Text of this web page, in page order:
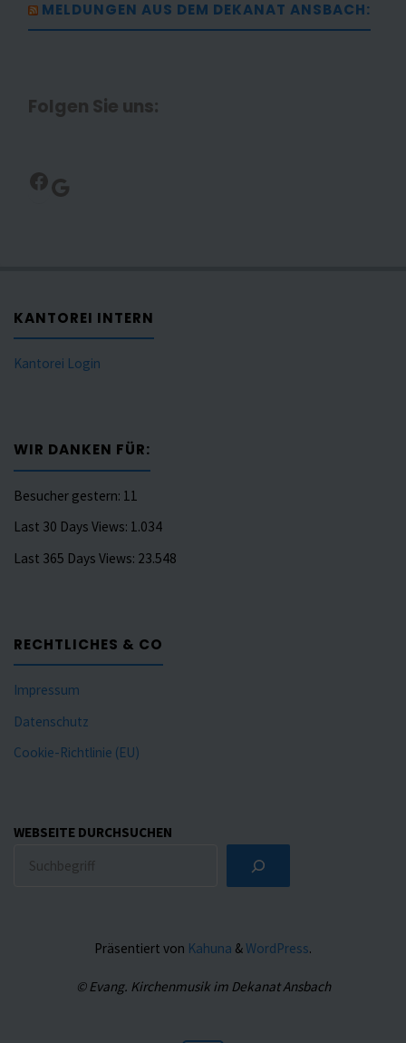
MELDUNGEN AUS DEM DEKANAT ANSBACH:
Folgen Sie uns:
Facebook
Google
KANTOREI INTERN
Kantorei Login
WIR DANKEN FÜR:
Besucher gestern: 11
Last 30 Days Views: 1.034
Last 365 Days Views: 23.548
RECHTLICHES & CO
Impressum
Datenschutz
Cookie-Richtlinie (EU)
WEBSEITE DURCHSUCHEN
Präsentiert von Kahuna &WordPress.
© Evang. Kirchenmusik im Dekanat Ansbach